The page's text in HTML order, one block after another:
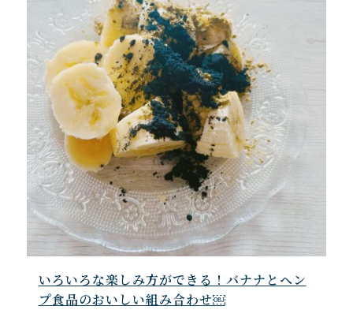
いろいろな楽しみ方ができる！バナナとヘン
プ食品のおいしい組み合わせ￼